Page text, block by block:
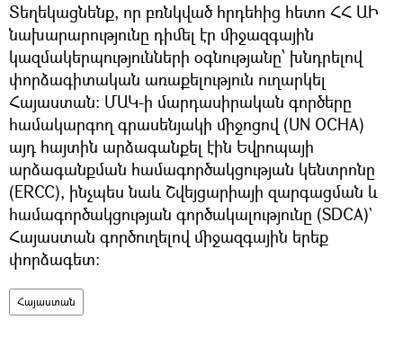
Տեղեկացնենք, որ բռնկված հրդեհից հետո ՀՀ ԱԻ
նախարարությունը դիմել էր միջազգային
կազմակերպությունների օգնությանը՝ խնդրելով
փորձագիտական առաքելություն ուղարկել
Հայաստան: ՄԱԿ-ի մարդասիրական գործերը
համակարգող գրասենյակի միջոցով (UN OCHA)
այդ հայտին արձագանքել էին Եվրոպայի
արձագանքման համագործակցության կենտրոնը
(ERCC), ինչպես նաև Շվեյցարիայի զարգացման և
համագործակցության գործակալությունը (SDCA)`
Հայաստան գործուղելով միջազգային երեք
փորձագետ:
Հայաստան